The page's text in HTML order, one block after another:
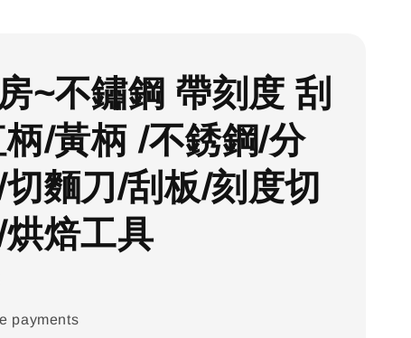
~不鏽鋼 帶刻度 刮
柄/黃柄 /不銹鋼/分
麵刀/刮板/刻度切
焙工具
payments